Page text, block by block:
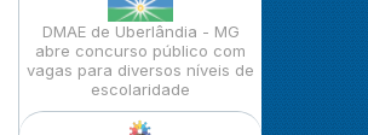
DMAE de Uberlândia - MG
abre concurso público com
vagas para diversos níveis de
escolaridade